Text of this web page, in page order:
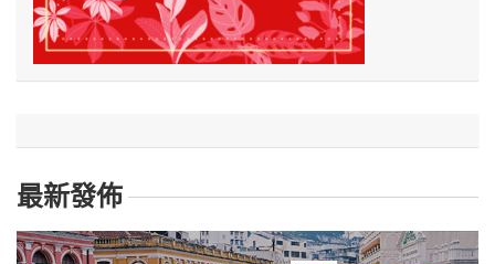
最新發佈